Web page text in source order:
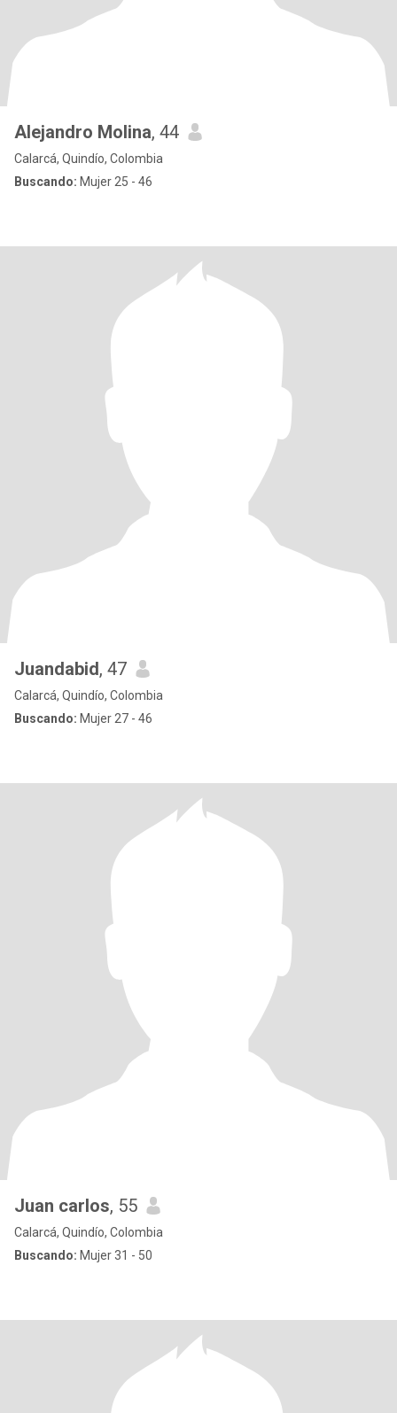
Alejandro Molina, 44
Calarcá, Quindío, Colombia
Buscando: Mujer 25 - 46
Juandabid, 47
Calarcá, Quindío, Colombia
Buscando: Mujer 27 - 46
Juan carlos, 55
Calarcá, Quindío, Colombia
Buscando: Mujer 31 - 50